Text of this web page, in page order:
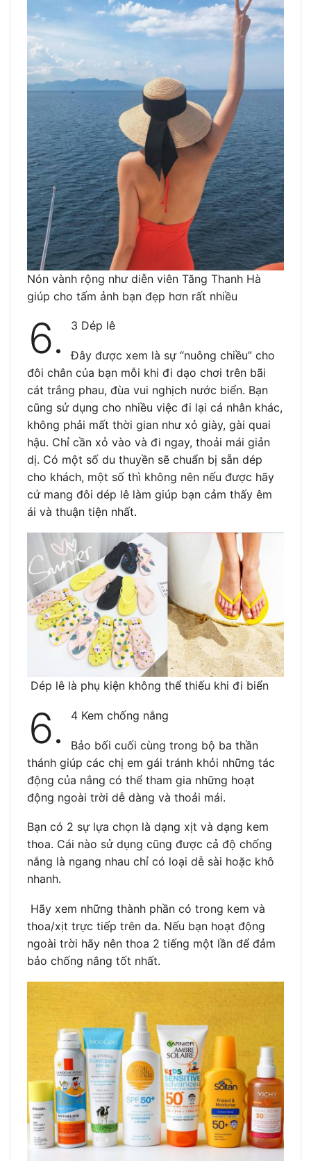
Nón vành rộng như diễn viên Tăng Thanh Hà
giúp cho tấm ảnh bạn đẹp hơn rất nhiều
6. 3 Dép lê
Đây được xem là sự “nuông chiều” cho
đôi chân của bạn mỗi khi đi dạo chơi trên bãi
cát trắng phau, đùa vui nghịch nước biển. Bạn
cũng sử dụng cho nhiều việc đi lại cá nhân khác,
không phải mất thời gian như xỏ giày, gài quai
hậu. Chỉ cần xỏ vào và đi ngay, thoải mái giản
dị. Có một số du thuyền sẽ chuẩn bị sẵn dép
cho khách, một số thì không nên nếu được hãy
cứ mang đôi dép lê làm giúp bạn cảm thấy êm
ái và thuận tiện nhất.
Dép lê là phụ kiện không thể thiếu khi đi biển
6. 4 Kem chống nắng
Bảo bối cuối cùng trong bộ ba thần
thánh giúp các chị em gái tránh khỏi những tác
động của nắng có thể tham gia những hoạt
động ngoài trời dễ dàng và thoải mái.
Bạn có 2 sự lựa chọn là dạng xịt và dạng kem
thoa. Cái nào sử dụng cũng được cả độ chống
nắng là ngang nhau chỉ có loại dễ sài hoặc khô
nhanh.
Hãy xem những thành phần có trong kem và
thoa/xịt trực tiếp trên da. Nếu bạn hoạt động
ngoài trời hãy nên thoa 2 tiếng một lần để đảm
bảo chống nắng tốt nhất.